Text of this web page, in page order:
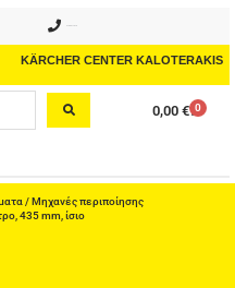
KÄRCHER CENTER KALOTERAKIS
0,00 € 0
Cart
/Μηχανές περιποίησης
435 mm, ίσιο